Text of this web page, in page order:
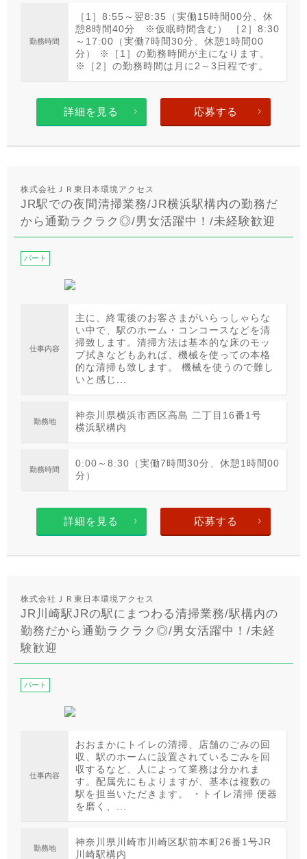
勤務時間
［1］8:55～翌8:35（実働15時間00分、休
憩8時間40分 ※仮眠時間含む） ［2］8:30
～17:00（実働7時間30分、休憩1時間00
分） ※［1］の勤務時間が主になります。
※［2］の勤務時間は月に2～3日程です。
詳細を見る 応募する
株式会社ＪＲ東日本環境アクセス
JR駅での夜間清掃業務/JR横浜駅構内の勤務だ
から通勤ラクラク◎/男女活躍中！/未経験歓迎
パート
仕事内容
主に、終電後のお客さまがいらっしゃらな
い中で、駅のホーム・コンコースなどを清
掃致します。清掃方法は基本的な床のモッ
プ拭きなどもあれば、機械を使っての本格
的な清掃も致します。 機械を使うので難し
いと感じ...
勤務地
神奈川県横浜市西区高島 二丁目16番1号
横浜駅構内
勤務時間
0:00～8:30（実働7時間30分、休憩1時間00
分）
詳細を見る 応募する
株式会社ＪＲ東日本環境アクセス
JR川崎駅JRの駅にまつわる清掃業務/駅構内の
勤務だから通勤ラクラク◎/男女活躍中！/未経
験歓迎
パート
仕事内容
おおまかにトイレの清掃、店舗のごみの回
収、駅のホームに設置されているごみを回
収するなど、人によって業務は分かれま
す。配属先にもよりますが、基本は複数の
駅を担当いただきます。 ・トイレ清掃 便器
を磨く、...
勤務地
神奈川県川崎市川崎区駅前本町26番1号JR
川崎駅構内